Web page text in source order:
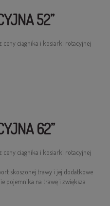
52”
ceny ciągnika i kosiarki rotacyjnej
62”
ceny ciągnika i kosiarki rotacyjnej
skoszonej trawy i jej dodatkowe
pojemnika na trawę i zwiększa